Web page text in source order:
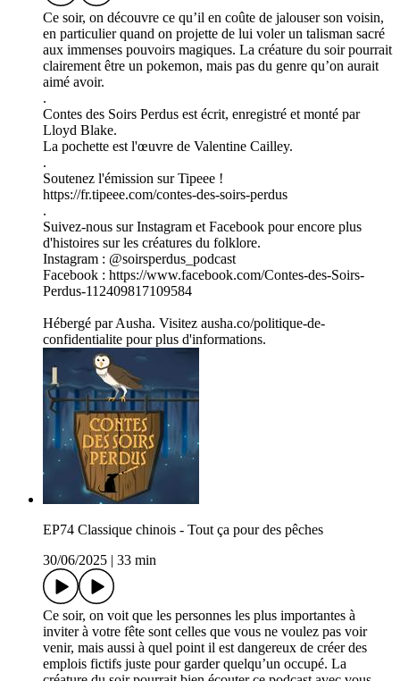
Ce soir, on découvre ce qu’il en coûte de jalouser son voisin,
en particulier quand on projette de lui voler un talisman sacré
aux immenses pouvoirs magiques. La créature du soir pourrait
clairement être un pokemon, mais pas du genre qu’on aurait
aimé avoir.
.
Contes des Soirs Perdus est écrit, enregistré et monté par
Lloyd Blake.
La pochette est l'œuvre de Valentine Cailley.
.
Soutenez l'émission sur Tipeee !
https://fr.tipeee.com/contes-des-soirs-perdus
.
Suivez-nous sur Instagram et Facebook pour encore plus
d'histoires sur les créatures du folklore.
Instagram : @soirsperdus_podcast
Facebook : https://www.facebook.com/Contes-des-Soirs-
Perdus-112409817109584
Hébergé par Ausha. Visitez ausha.co/politique-de-
confidentialite pour plus d'informations.
EP74 Classique chinois - Tout ça pour des pêches
30/06/2025
33 min
Ce soir, on voit que les personnes les plus importantes à
inviter à votre fête sont celles que vous ne voulez pas voir
venir, mais aussi à quel point il est dangereux de créer des
emplois fictifs juste pour garder quelqu’un occupé. La